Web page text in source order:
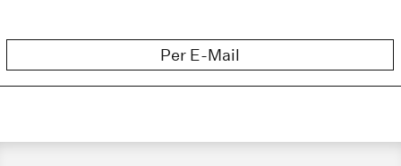
Per E-Mail